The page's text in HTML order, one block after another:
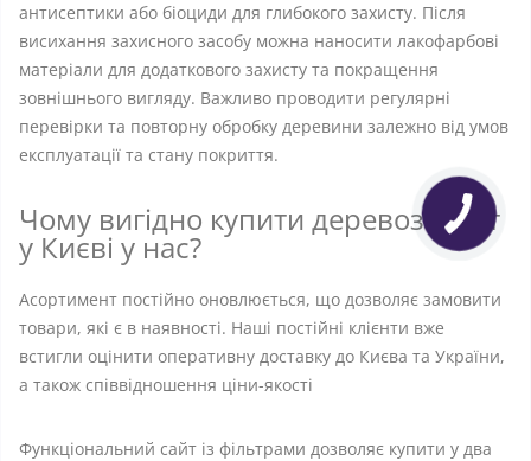
антисептики або біоциди для глибокого захисту. Після
висихання захисного засобу можна наносити лакофарбові
матеріали для додаткового захисту та покращення
зовнішнього вигляду. Важливо проводити регулярні
перевірки та повторну обробку деревини залежно від умов
експлуатації та стану покриття.
Чому вигідно купити деревозахист
у Києві у нас?
Асортимент постійно оновлюється, що дозволяє замовити
товари, які є в наявності. Наші постійні клієнти вже
встигли оцінити оперативну доставку до Києва та України,
а також співвідношення ціни-якості
Функціональний сайт із фільтрами дозволяє купити у два